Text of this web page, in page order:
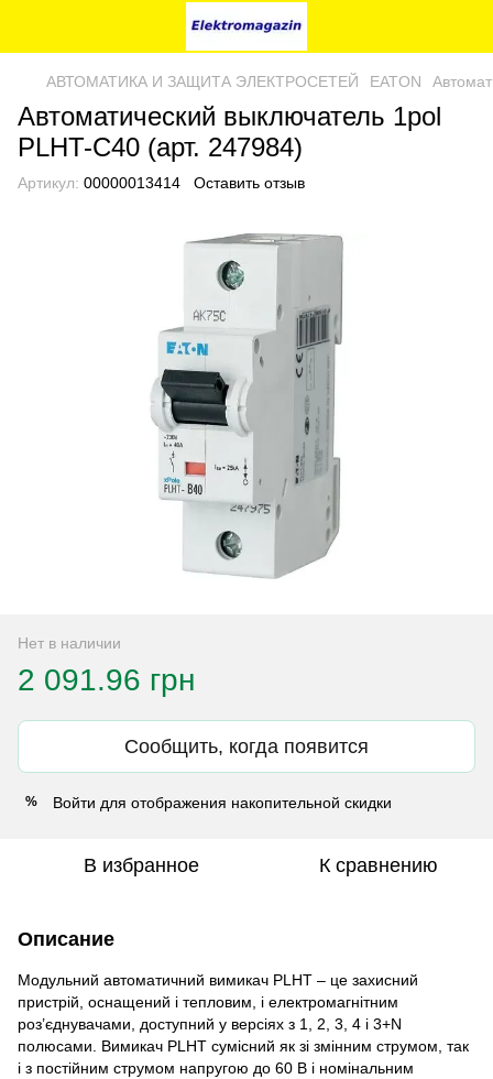
AВТОМАТИКА И ЗАЩИТА ЭЛЕКТРОСЕТЕЙ EATON
Автоматический выключатель 1pol
PLHT-C40 (арт. 247984)
Артикул: 00000013414 Оставить отзыв
Нет в наличии
2 091.96 грн
Сообщить, когда появится
% Войти для отображения накопительной скидки
В избранное К сравнению
Описание
Модульний автоматичний вимикач PLHT – це захисний
пристрій, оснащений і тепловим, і електромагнітним
роз’єднувачами, доступний у версіях з 1, 2, 3, 4 і 3+N
полюсами. Вимикач PLHT сумісний як зі змінним струмом, так
і з постійним струмом напругою до 60 В і номінальним